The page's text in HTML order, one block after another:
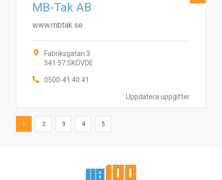
Uppdatera uppgifter
MB-Tak AB
www.mbtak.se
Fabriksgatan 3
541 57 SKÖVDE
0500-41 40 41
1 2 3 4 5